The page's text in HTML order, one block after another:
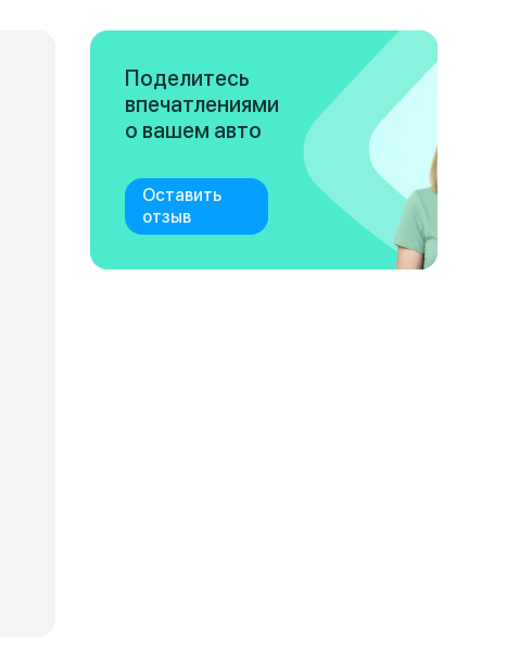
Поделитесь
впечатлениями
о вашем авто
Оставить
отзыв